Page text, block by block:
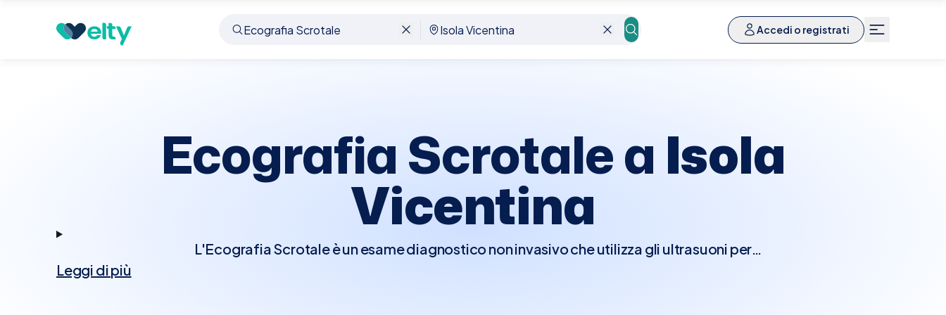
Accedi o registrati
Prenota visita Ecografia Scrotale Isola Vicentina
Ecografia Scrotale a Isola
Vicentina
L'Ecografia Scrotale è un esame diagnostico non invasivo che utilizza gli ultrasuoni per
Leggi di più